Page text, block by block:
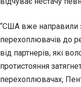
“США вже направили
перехоплювачів до
від партнерів, які
протистояння
перехоплювачах,